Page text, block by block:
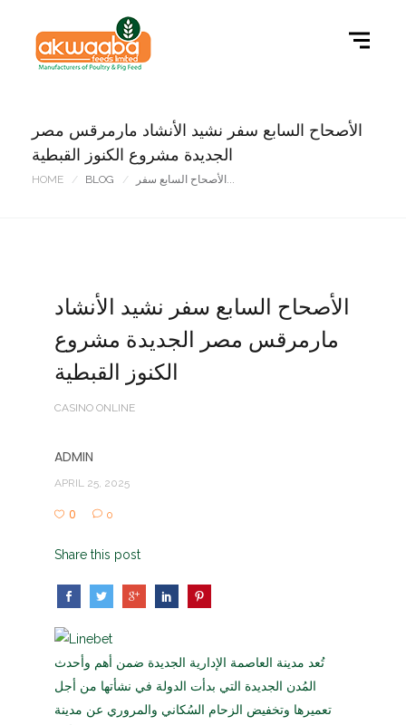
الأصحاح السابع سفر نشيد الأنشاد مارمرقس مصر
الجديدة مشروع الكنوز القبطية
HOME BLOG الأصحاح السابع سفر...
الأصحاح السابع سفر نشيد الأنشاد
مارمرقس مصر الجديدة مشروع
الكنوز القبطية
CASINO ONLINE
ADMIN
APRIL 25, 2025
0 0
Share this post
تُعد مدينة العاصمة الإدارية الجديدة ضمن أهم وأحدث
المُدن الجديدة التي بدأت الدولة في نشأتها من أجل
تعميرها وتخفيض الزحام السُكاني والمروري عن مدينة